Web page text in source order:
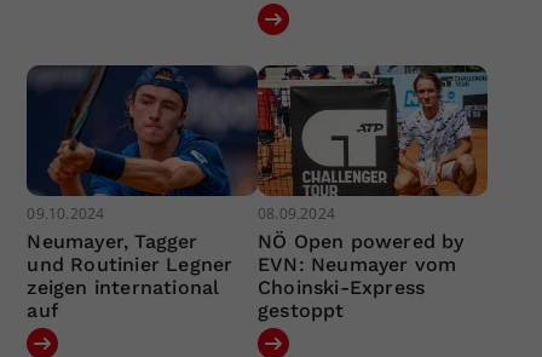
09.10.2024
Neumayer, Tagger
und Routinier Legner
zeigen international
auf
08.09.2024
NÖ Open powered by
EVN: Neumayer vom
Choinski-Express
gestoppt